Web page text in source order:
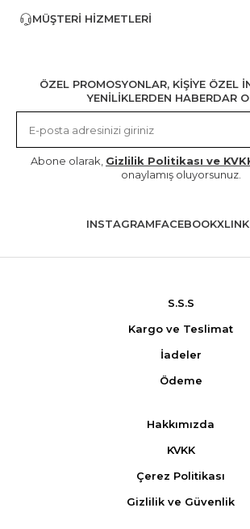
MÜŞTERI HIZMETLERI
ÖZEL PROMOSYONLAR, KİŞİYE ÖZEL
YENİLİKLERDEN HABERDAR
Abone olarak, Gizlilik Politikası ve
onaylamış oluyorsunuz.
INSTAGRAMFACEBOOKX
S.S.S
Kargo ve Teslimat
İadeler
Ödeme
Hakkımızda
KVKK
Çerez Politikası
Gizlilik ve Güvenlik